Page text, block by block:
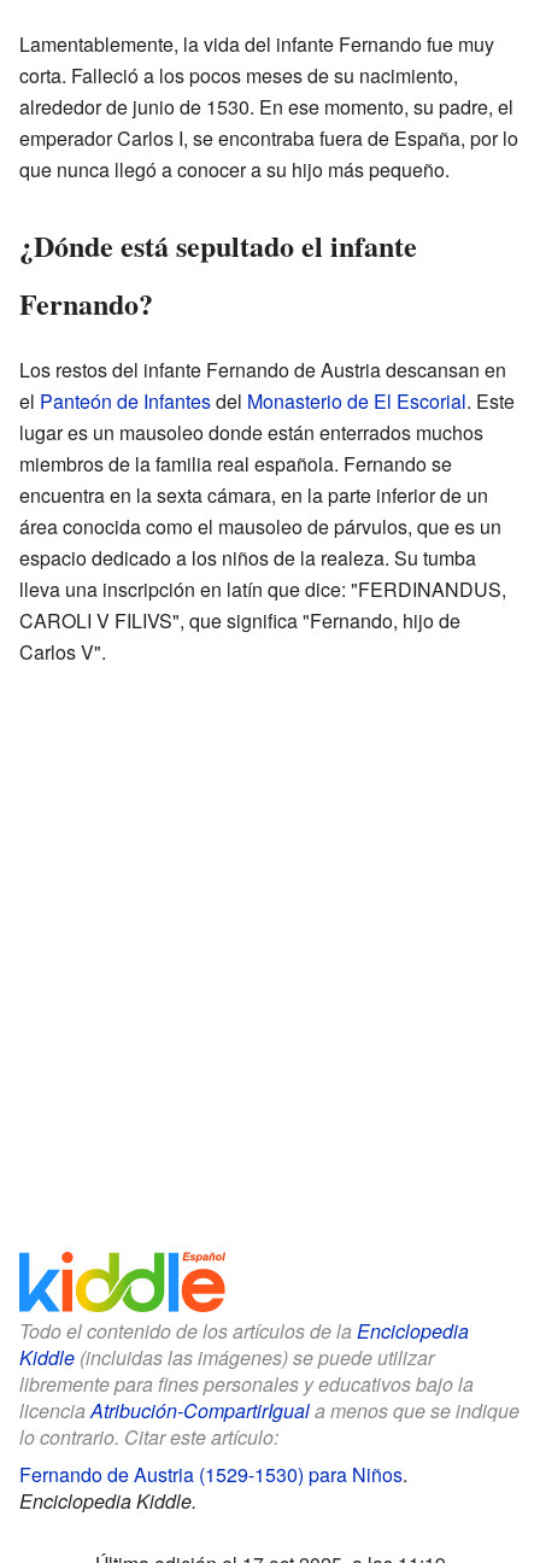
Lamentablemente, la vida del infante Fernando fue muy
corta. Falleció a los pocos meses de su nacimiento,
alrededor de junio de 1530. En ese momento, su padre, el
emperador Carlos I, se encontraba fuera de España, por lo
que nunca llegó a conocer a su hijo más pequeño.
¿Dónde está sepultado el infante
Fernando?
Los restos del infante Fernando de Austria descansan en
el Panteón de Infantesdel Monasterio de El Escorial. Este
lugar es un mausoleo donde están enterrados muchos
miembros de la familia real española. Fernando se
encuentra en la sexta cámara, en la parte inferior de un
área conocida como el mausoleo de párvulos, que es un
espacio dedicado a los niños de la realeza. Su tumba
lleva una inscripción en latín que dice: "FERDINANDUS,
CAROLI V FILIVS", que significa "Fernando, hijo de
Carlos V".
Todo el contenido de los artículos de la Enciclopedia
Kiddle (incluidas las imágenes) se puede utilizar
libremente para fines personales y educativos bajo la
licenciaAtribución-CompartirIguala menos que se indique
lo contrario. Citar este artículo:
Fernando de Austria (1529-1530) para Niños.
Enciclopedia Kiddle.